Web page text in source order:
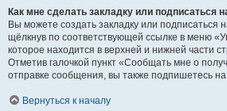
Как мне сделать закладку или подписаться
Вы можете создать закладку или подписаться
щёлкнув по соответствующей ссылке в меню
которое находится в верхней и нижней части
Отметив галочкой пункт «Сообщать мне о
отправке сообщения, вы также подпишетесь
Вернуться к началу